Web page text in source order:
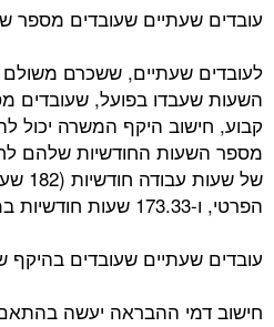
עובדים שעתיים שעובדים מספר
לעובדים שעתיים, ששכרם
השעות שעבדו בפועל, שעובדים
קבוע, חישוב היקף המשרה יכול
מספר השעות החודשיות שלהם
של
הפרטי, ו-173.33 שעות חודשיות במגזר הציבורי)
עובדים שעתיים שעובדים
חישוב דמי ההבראה יעשה